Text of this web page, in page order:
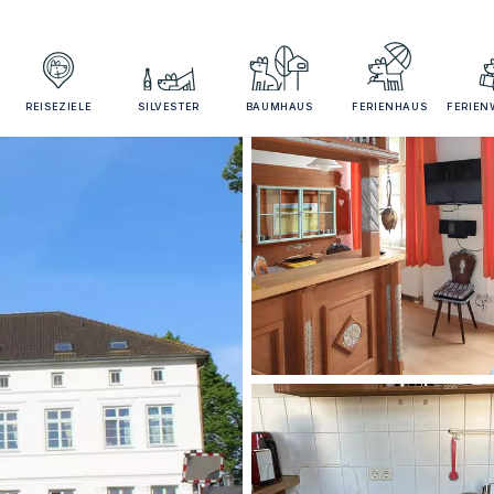
REISEZIELE SILVESTER BAUMHAUS FERIENHAUS